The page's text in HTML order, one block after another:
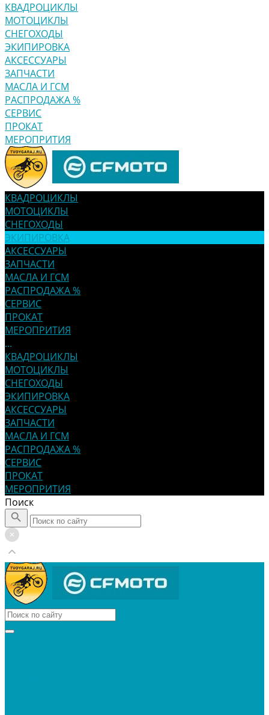
КВАДРОЦИКЛЫ
МОТОЦИКЛЫ
СНЕГОХОДЫ
ЭКИПИРОВКА
АКСЕССУАРЫ
ЗАПЧАСТИ
МАСЛА И ГСМ
РАСПРОДАЖА %
СЕРВИС
ПРОКАТ
МЕРОПРИТИЯ
КВАДРОЦИКЛЫ
МОТОЦИКЛЫ
СНЕГОХОДЫ
ЭКИПИРОВКА
АКСЕССУАРЫ
ЗАПЧАСТИ
МАСЛА И ГСМ
РАСПРОДАЖА %
СЕРВИС
ПРОКАТ
МЕРОПРИТИЯ
...
КВАДРОЦИКЛЫ
МОТОЦИКЛЫ
СНЕГОХОДЫ
ЭКИПИРОВКА
АКСЕССУАРЫ
ЗАПЧАСТИ
МАСЛА И ГСМ
РАСПРОДАЖА %
СЕРВИС
ПРОКАТ
МЕРОПРИТИЯ
Поиск